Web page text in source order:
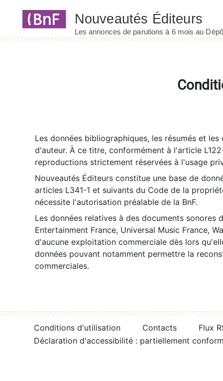
Les données bibliographiques, les résumés et
d'auteur. À ce titre, conformément à l'article
reproductions strictement réservées à l'usage
Nouveautés Éditeurs constitue une base de
articles L341-1 et suivants du Code de la
nécessite l'autorisation préalable de la BnF.
Les données relatives à des documents sonores
Entertainment France, Universal Music France,
d'aucune exploitation commerciale dès lors
données pouvant notamment permettre la
commerciales.
Conditions d'utilisation Contacts
Flux
Déclaration d'accessibilité : partiellement